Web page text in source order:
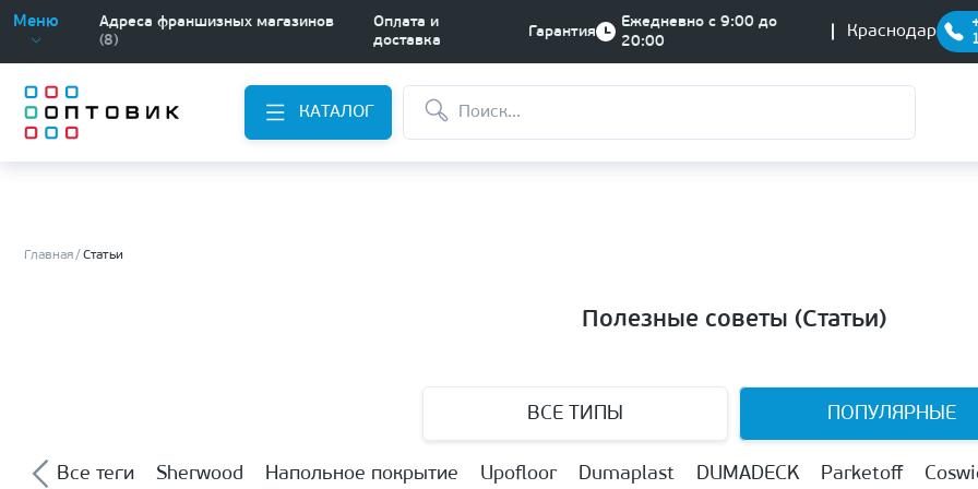
Меню
Адреса франшизных магазинов
(8)
Оплата и
доставка
Гарантия
Ежедневно с 9:00 до
20:00
Краснодар
КАТАЛОГ
Главная Статьи
Полезные советы (Статьи)
ВСЕ ТИПЫ ПОПУЛЯРНЫЕ
Все теги Sherwood Напольное покрытие Upofloor Dumaplast DUMADECK Parketoff